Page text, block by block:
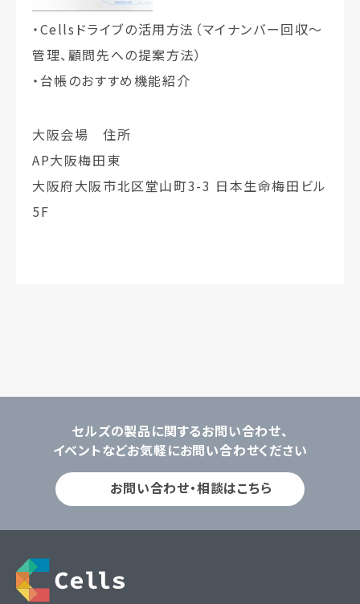
・Cellsドライブの活用方法（マイナンバー回収～
管理、顧問先への提案方法）
・台帳のおすすめ機能紹介
大阪会場 住所
AP大阪梅田東
大阪府大阪市北区堂山町3-3 日本生命梅田ビル
5F
セルズの製品に関するお問い合わせ、
イベントなどお気軽にお問い合わせください
お問い合わせ・相談はこちら